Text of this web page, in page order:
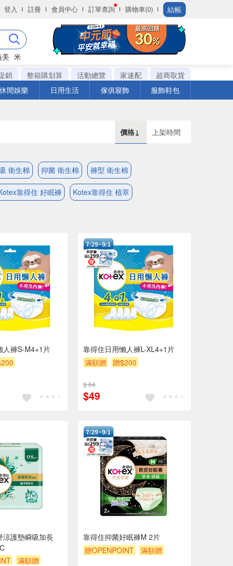
登入 註冊 會員中心 訂單查詢 購物車(0) 結帳
美 米
銷 整箱購划算 活動總覽 家速配
超商取貨
休閒娛樂 日用生活 傢俱寢飾 服飾鞋包
價格↓ 上架時間
衛生棉 抑菌 衛生棉 褲型 衛生棉
靠得住 好眠褲 Kotex靠得住 植萃
人褲S-M4+1片
靠得住日用懶人褲L-XL4+1片
滿額贈
贈$200
$ 64
$49
涼護墊瞬吸加長
滿額贈
靠得住抑菌好眠褲M 2片
贈OPENPOINT
滿額贈